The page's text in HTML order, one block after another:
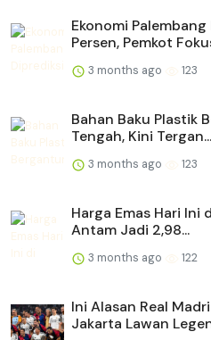
Ekonomi
Persen, Pemkot
3 months ago 123
Bahan Baku Plastik
Tengah, Kini Tergan...
3 months ago 123
Harga Emas Hari Ini
Antam Jadi 2,98...
3 months ago 122
Ini Alasan Real
Jakarta Lawan